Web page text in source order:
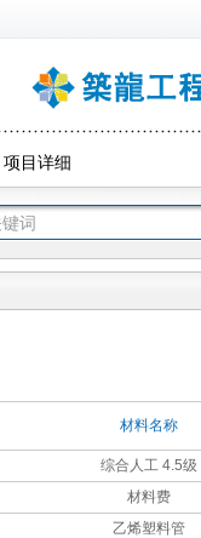
项目详细
材料名称
综合人工 4.5级
材料费
乙烯塑料管